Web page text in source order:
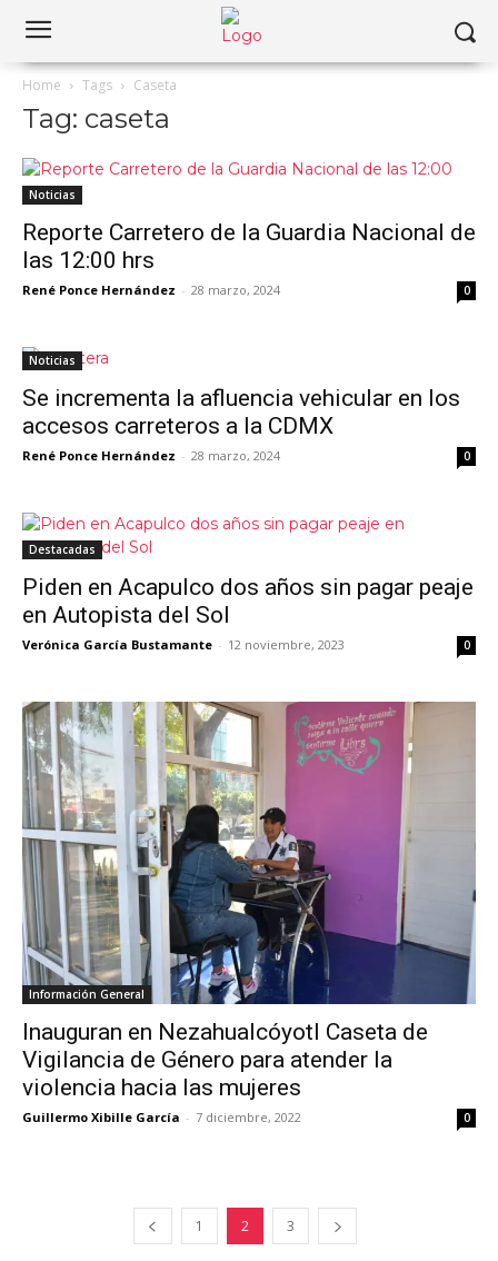
Home Tags Caseta
Tag: caseta
Noticias
Reporte Carretero de la Guardia Nacional de
las 12:00 hrs
René Ponce Hernández - 28 marzo, 2024 0
Noticias
Se incrementa la afluencia vehicular en los
accesos carreteros a la CDMX
René Ponce Hernández - 28 marzo, 2024 0
Destacadas
Piden en Acapulco dos años sin pagar peaje
en Autopista del Sol
Verónica García Bustamante - 12 noviembre, 2023 0
Información General
Inauguran en Nezahualcóyotl Caseta de
Vigilancia de Género para atender la
violencia hacia las mujeres
Guillermo Xibille García - 7 diciembre, 2022 0
1 2 3